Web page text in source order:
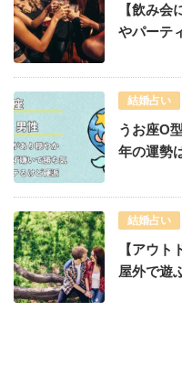
【飲み
やパーテ
結婚占い
うお座O
年の運勢
結婚占い
【アウト
屋外で遊